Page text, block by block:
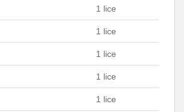
1 lice
1 lice
1 lice
1 lice
1 lice